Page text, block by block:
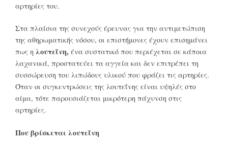
αρτηρίες του.
Στα πλαίσια της συνεχούς έρευνας για την αντιμετώπιση
της αθηρωματικής νόσου, οι επιστήμονες έχουν επισημάνει
πως ηλουτεΐνη,ένα συστατικό που περιέχεται σε κάποια
λαχανικά, προστατεύει τα αγγεία και δεν επιτρέπει τη
συσσώρευση του λιπώδους υλικού που φράζει τις αρτηρίες.
Όταν οι συγκεντρώσεις της λουτεΐνης είναι υψηλές στο
αίμα, τότε παρουσιάζεται μικρότερη πάχυνση στις
αρτηρίες.
Που βρίσκεται λουτεΐνη